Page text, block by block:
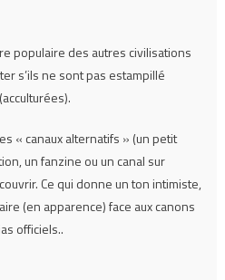
populaire des autres civilisations
s’ils ne sont pas estampillé
« canaux alternatifs » (un petit
un fanzine ou un canal sur
Ce qui donne un ton intimiste,
(en apparence) face aux canons
officiels..